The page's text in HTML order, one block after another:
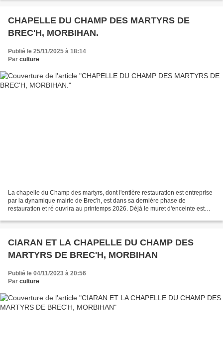
CHAPELLE DU CHAMP DES MARTYRS DE
BREC'H, MORBIHAN.
Publié le 25/11/2025 à 18:14
Par culture
La chapelle du Champ des martyrs, dont l'entière restauration est entreprise
par la dynamique mairie de Brec'h, est dans sa dernière phase de
restauration et ré ouvrira au printemps 2026. Déjà le muret d'enceinte est
CIARAN ET LA CHAPELLE DU CHAMP DES
MARTYRS DE BREC'H, MORBIHAN
Publié le 04/11/2023 à 20:56
Par culture